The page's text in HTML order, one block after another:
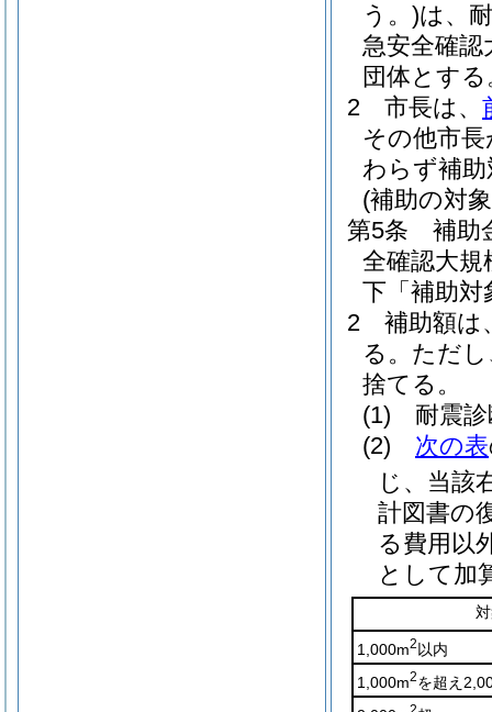
う。)は、
急安全確
団体とする
2
市長は、
その他市
わらず補
(補助の対
第5条
補助
全確認大規
下「補助対
2
補助額は
る。 ただ
捨てる。
(1)
耐震
(2)
次の表
じ、当該
計図書の
る費用以
として加
1,000m2 以内
1,000m2を超え